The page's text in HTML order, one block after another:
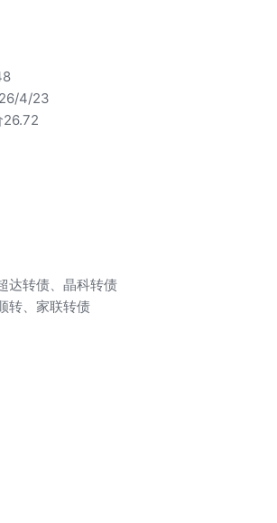
4/23
26.72
达转债、晶科转债
转、家联转债
板块方面半导体板块领涨，华兴转债和泰坦转债